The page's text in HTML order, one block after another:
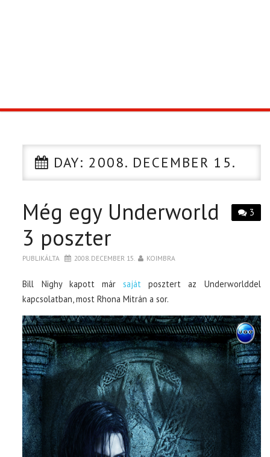
CIKK
PÓLÓ RENDELÉS
DAY: 2008. DECEMBER 15.
3
Még egy Underworld
3 poszter
PUBLIKÁLTA 2008. DECEMBER 15. KOIMBRA
Bill Nighy kapott mársaját posztert az Underworlddel
kapcsolatban, most Rhona Mitrán a sor.